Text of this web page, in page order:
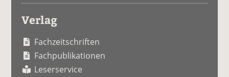
Verlag
Fachzeitschriften
Fachpublikationen
Leserservice